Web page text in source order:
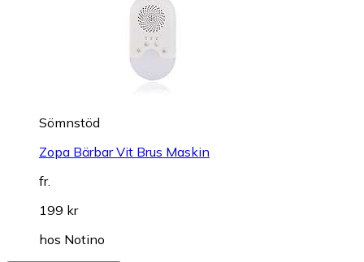
Sömnstöd
Zopa Bärbar Vit Brus Maskin
fr.
199 kr
hos Notino